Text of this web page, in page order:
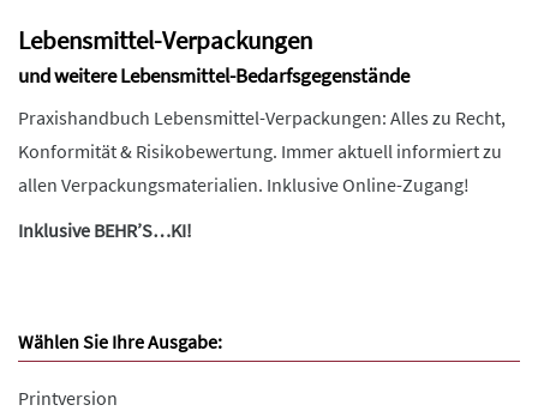
Lebensmittel-Verpackungen
und weitere Lebensmittel-Bedarfsgegenstände
Praxishandbuch Lebensmittel-Verpackungen: Alles zu Recht,
Konformität & Risikobewertung. Immer aktuell informiert zu
allen Verpackungsmaterialien. Inklusive Online-Zugang!
Inklusive BEHR’S…KI!
Wählen Sie Ihre Ausgabe:
Printversion